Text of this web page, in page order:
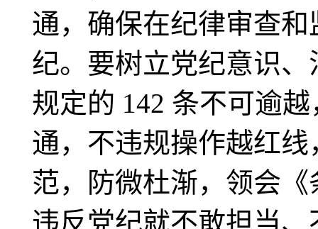
通，确保在纪律审查
纪。要树立党纪意识
规定的 142 条不可逾
通，不违规操作越红
范，防微杜渐，领会
违反党纪就不敢担当